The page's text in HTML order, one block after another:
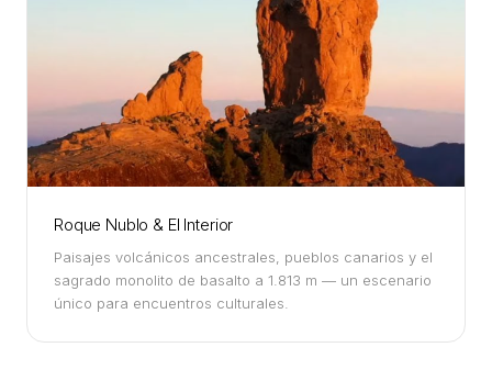
Roque Nublo & El Interior
Paisajes volcánicos ancestrales, pueblos canarios y el
sagrado monolito de basalto a 1.813 m — un escenario
único para encuentros culturales.